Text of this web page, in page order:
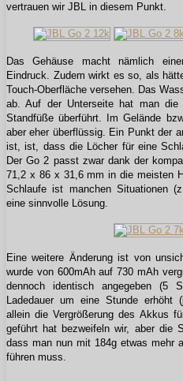
vertrauen wir JBL in diesem Punkt.
Das Gehäuse macht nämlich
Eindruck. Zudem wirkt es so, als
Touch-Oberfläche versehen. Das
ab. Auf der Unterseite hat man die
Standfüße überführt. Im Gelände
aber eher überflüssig. Ein Punkt der
ist, ist, dass die Löcher für eine
Der Go 2 passt zwar dank der
71,2 x 86 x 31,6 mm in die meisten
Schlaufe ist manchen Situationen
eine sinnvolle Lösung.
Eine weitere Änderung ist von
wurde von 600mAh auf 730 mAh
dennoch identisch angegeben (5
Ladedauer um eine Stunde erhöht
allein die Vergrößerung des Akkus
geführt hat bezweifeln wir, aber die
dass man nun mit 184g etwas mehr
führen muss.